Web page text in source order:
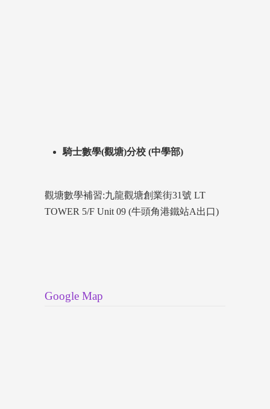
騎士數學(觀塘)分校 (中學部)
觀塘數學補習:九龍觀塘創業街31號 LT
TOWER 5/F Unit 09 (牛頭角港鐵站A出口)
Google Map